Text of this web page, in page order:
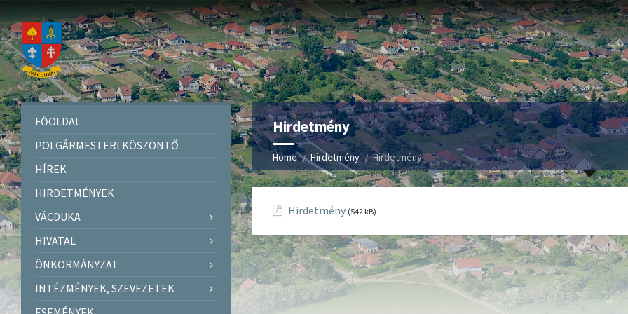
Hirdetmény
Home Hirdetmény Hirdetmény
Hirdetmény (542 kB)
FŐOLDAL
POLGÁRMESTERI KÖSZÖNTŐ
HÍREK
HIRDETMÉNYEK
VÁCDUKA
HIVATAL
ÖNKORMÁNYZAT
INTÉZMÉNYEK, SZEVEZETEK